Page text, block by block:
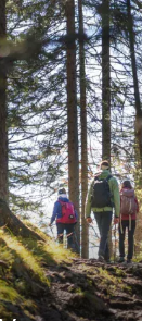
mehr
lesen